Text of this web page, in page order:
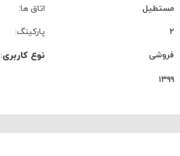
مستطیل اتاق ها:
۲ پارکینگ:
فروشی نوع کاربری:
۱۳۹۹